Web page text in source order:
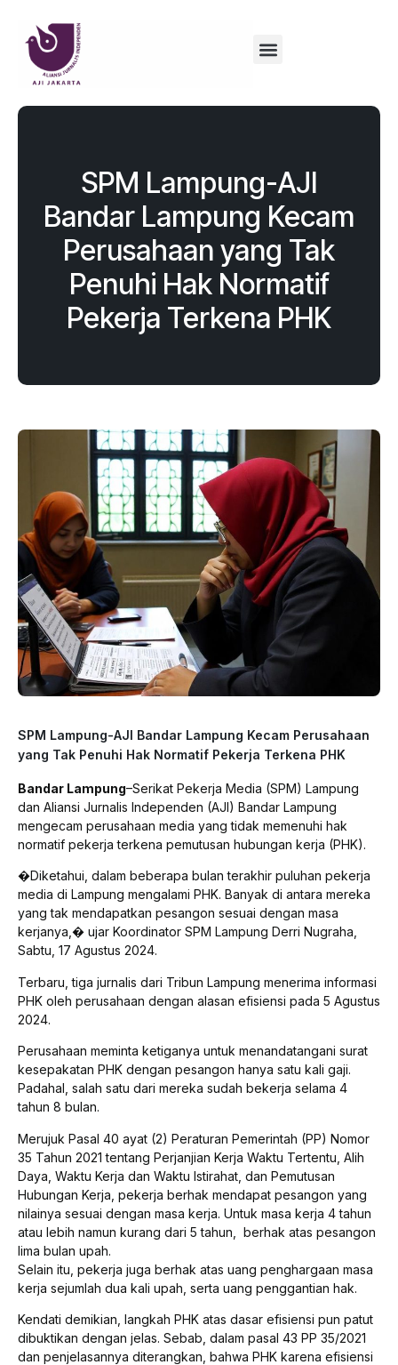
SPM Lampung-AJI
Bandar Lampung Kecam
Perusahaan yang Tak
Penuhi Hak Normatif
Pekerja Terkena PHK
SPM Lampung-AJI Bandar Lampung Kecam Perusahaan
yang Tak Penuhi Hak Normatif Pekerja Terkena PHK
Bandar Lampung–Serikat Pekerja Media (SPM) Lampung
dan Aliansi Jurnalis Independen (AJI) Bandar Lampung
mengecam perusahaan media yang tidak memenuhi hak
normatif pekerja terkena pemutusan hubungan kerja (PHK).
�Diketahui, dalam beberapa bulan terakhir puluhan pekerja
media di Lampung mengalami PHK. Banyak di antara mereka
yang tak mendapatkan pesangon sesuai dengan masa
kerjanya,� ujar Koordinator SPM Lampung Derri Nugraha,
Sabtu, 17 Agustus 2024.
Terbaru, tiga jurnalis dari Tribun Lampung menerima informasi
PHK oleh perusahaan dengan alasan efisiensi pada 5 Agustus
2024.
Perusahaan meminta ketiganya untuk menandatangani surat
kesepakatan PHK dengan pesangon hanya satu kali gaji.
Padahal, salah satu dari mereka sudah bekerja selama 4
tahun 8 bulan.
Merujuk Pasal 40 ayat (2) Peraturan Pemerintah (PP) Nomor
35 Tahun 2021 tentang Perjanjian Kerja Waktu Tertentu, Alih
Daya, Waktu Kerja dan Waktu Istirahat, dan Pemutusan
Hubungan Kerja, pekerja berhak mendapat pesangon yang
nilainya sesuai dengan masa kerja. Untuk masa kerja 4 tahun
atau lebih namun kurang dari 5 tahun, berhak atas pesangon
lima bulan upah.
Selain itu, pekerja juga berhak atas uang penghargaan masa
kerja sejumlah dua kali upah, serta uang penggantian hak.
Kendati demikian, langkah PHK atas dasar efisiensi pun patut
dibuktikan dengan jelas. Sebab, dalam pasal 43 PP 35/2021
dan penjelasannya diterangkan, bahwa PHK karena efisiensi